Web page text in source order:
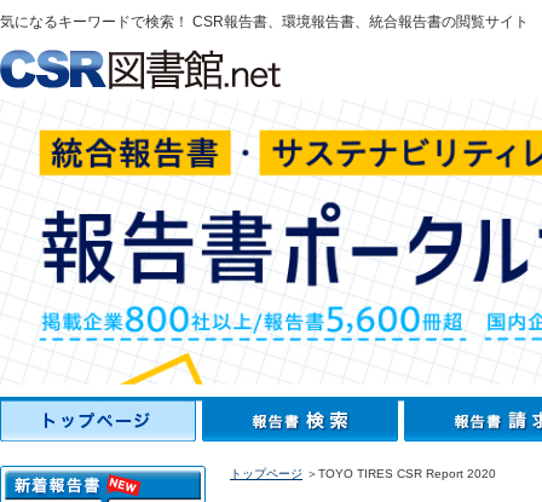
気になるキーワードで検索！ CSR報告書、環境報告書、統合報告書の閲覧サイト
トップページ ＞TOYO TIRES CSR Report 2020